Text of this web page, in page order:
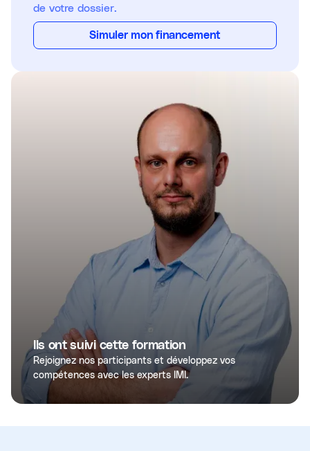
de votre dossier.
Simuler mon financement
Ils ont suivi cette formation
Rejoignez nos participants et développez vos
compétences avec les experts IMI.